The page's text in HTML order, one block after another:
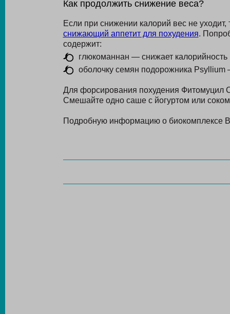
Как продолжить снижение веса?
Если при снижении калорий вес не
снижающий аппетит для похудения.
содержит:
глюкоманнан — снижает
оболочку семян подорожника Psyllium
Для форсирования похудения
Смешайте одно саше с йогуртом или
Подробную информацию о биокомплексе